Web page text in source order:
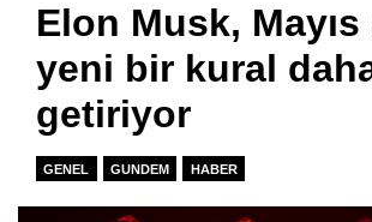
Elon Musk, Mayıs
yeni bir kural
getiriyor
GENEL GUNDEM HABER